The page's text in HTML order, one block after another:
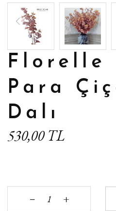
Florelle
Para
Dalı
530,00 TL
‒ +